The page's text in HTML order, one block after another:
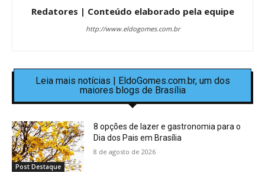
Redatores | Conteúdo elaborado pela equipe
http://www.eldogomes.com.br
Leia mais notícias | EldoGomes.com.br, um dos
maiores blogs de Brasília
Post Destaque
8 opções de lazer e gastronomia para o
Dia dos Pais em Brasília
8 de agosto de 2026